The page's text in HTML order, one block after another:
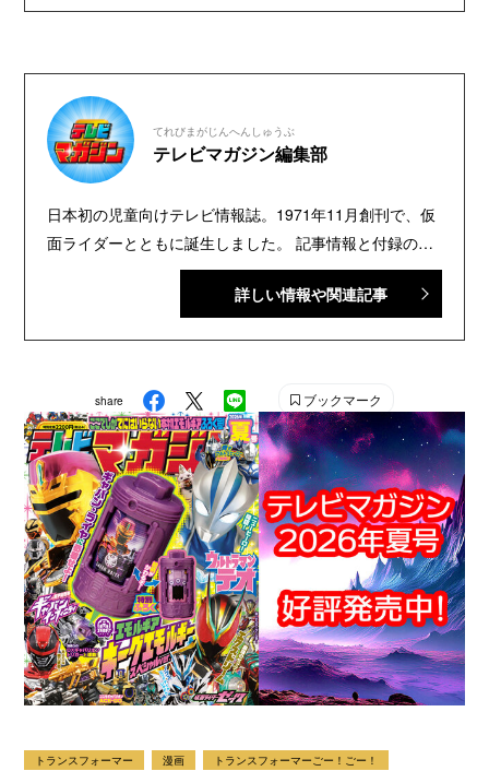
てれびまがじんへんしゅうぶ
テレビマガジン編集部
日本初の児童向けテレビ情報誌。1971年11月創刊で、仮
面ライダーとともに誕生しました。 記事情報と付録の詳
細は、YouTubeの『テレビマガジン 公式動画チャンネ
ル』で配信中。講談社発行の幼年・児童・少年・少女向
Instagram：＠tele_maga
詳しい情報や関連記事
share ブックマーク
トランスフォーマー 漫画 トランスフォーマーごー！ごー！